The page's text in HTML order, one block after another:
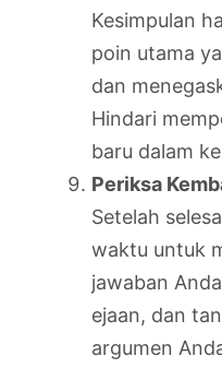
Kesimpulan
poin utama
dan
Hindari
baru dalam
Periksa
Setelah
waktu untuk
jawaban
ejaan, dan
argumen